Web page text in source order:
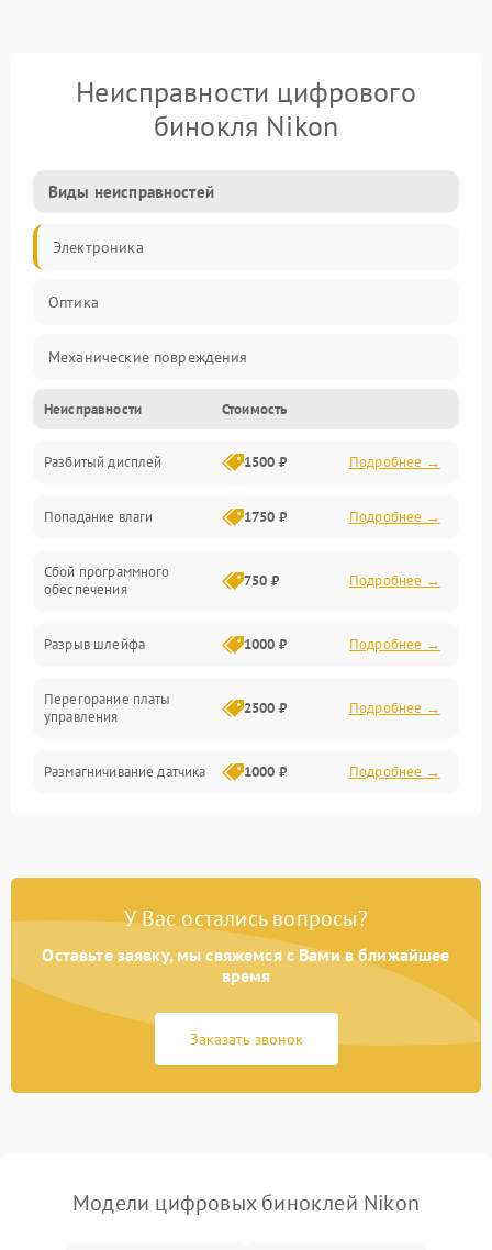
Неисправности цифрового
бинокля Nikon
Виды неисправностей
Электроника
Оптика
Механические повреждения
Видео
Механика
Управление
Электропитание
Неисправности Стоимость
Разбитый дисплей 1500 ₽ Подробнее →
Попадание влаги 1750 ₽ Подробнее →
Сбой программного
обеспечения
750 ₽ Подробнее →
Разрыв шлейфа 1000 ₽ Подробнее →
Перегорание платы
управления
2500 ₽ Подробнее →
Размагничивание датчика 1000 ₽ Подробнее →
цветов дисплея
Подробнее →
коркое время
1000 ₽ Подробнее →
1500 ₽ Подробнее →
У Вас остались вопросы?
Оставьте заявку, мы свяжемся с Вами в ближайшее
время
Заказать звонок
Модели цифровых биноклей Nikon